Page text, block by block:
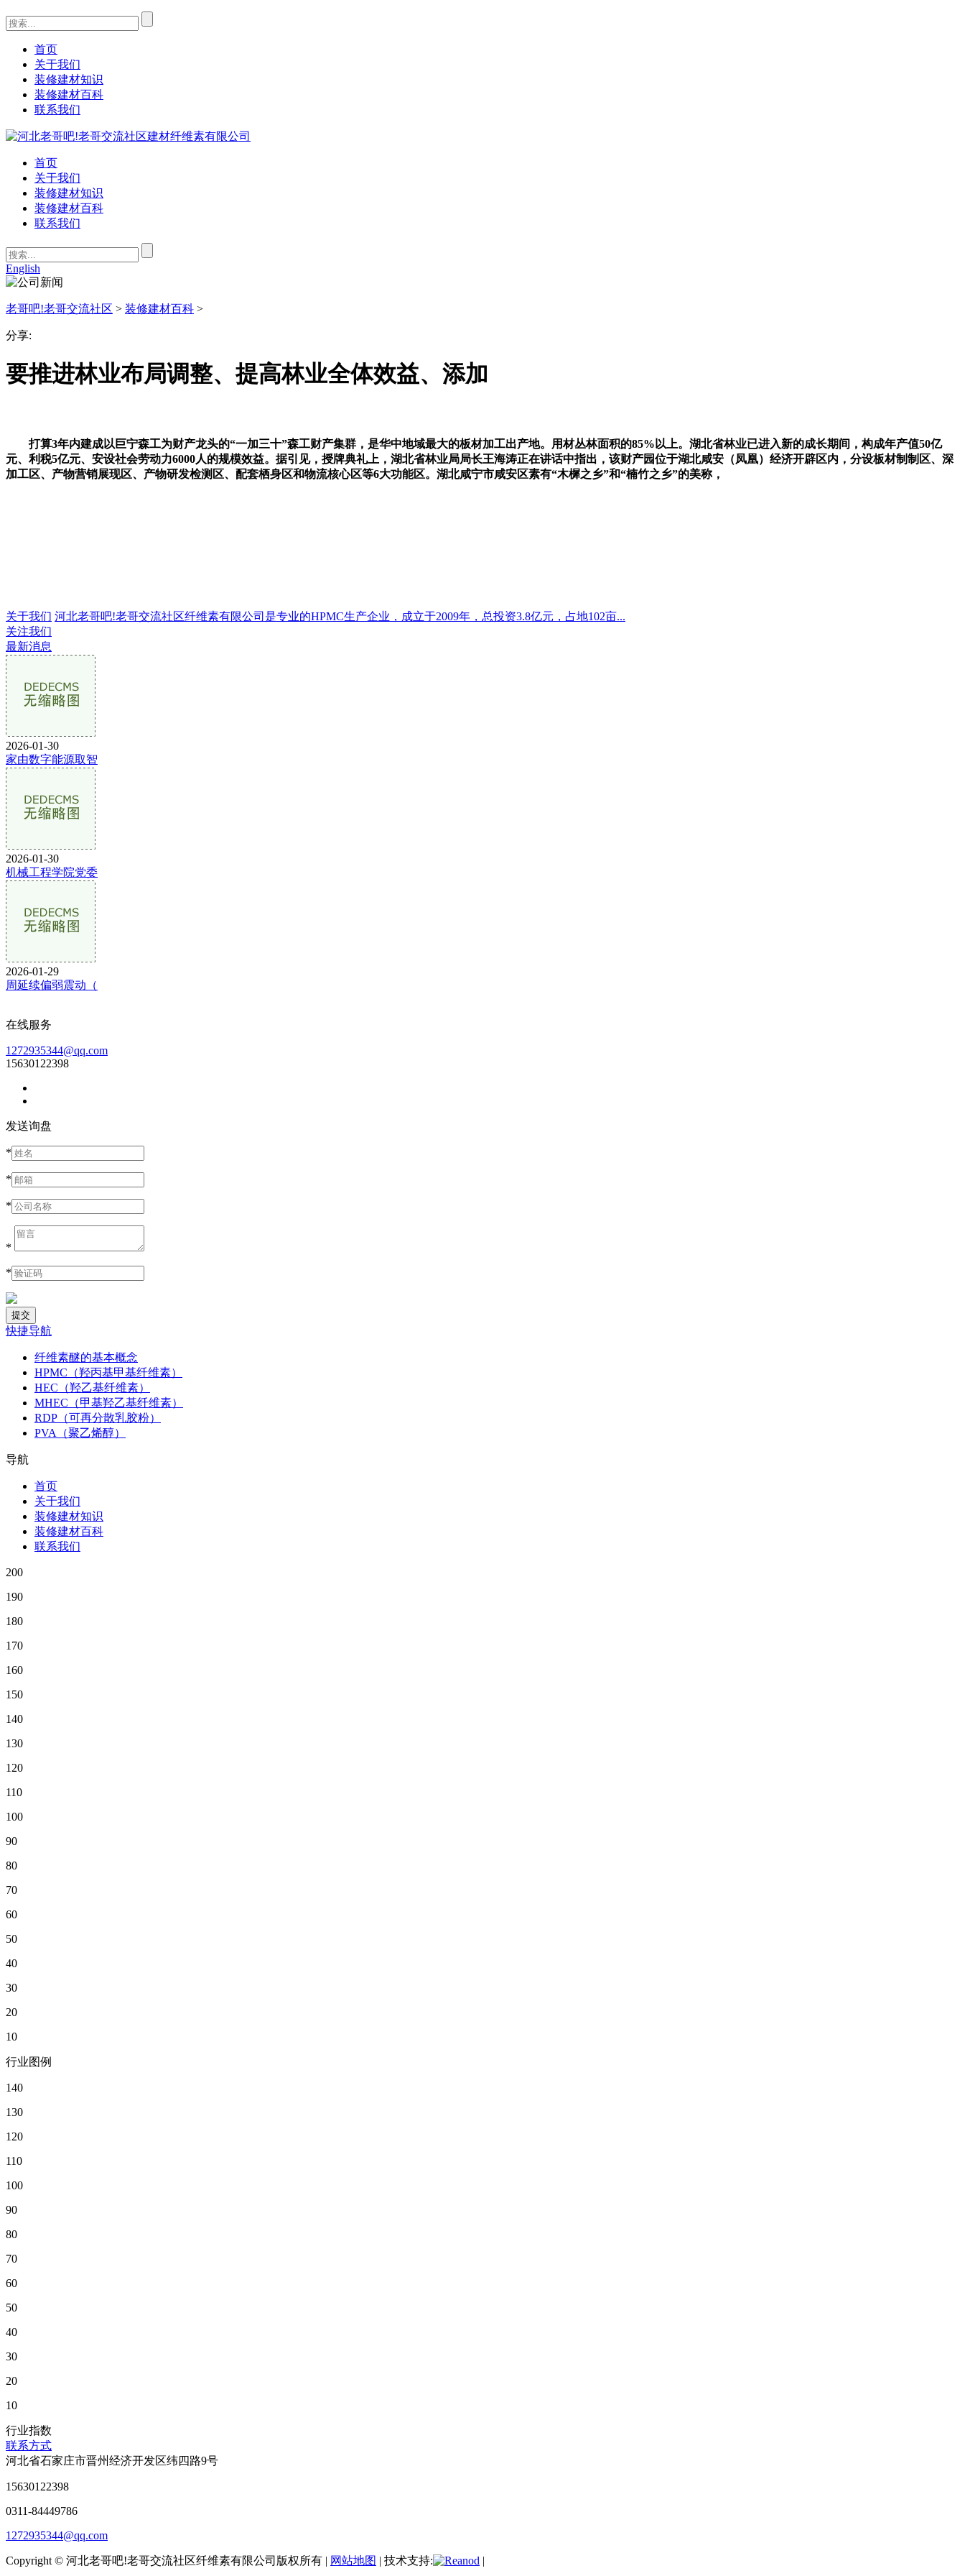
首页
关于我们
装修建材知识
装修建材百科
联系我们
首页
关于我们
装修建材知识
装修建材百科
联系我们
English
老哥吧!老哥交流社区 > 装修建材百科 >
分享:
要推进林业布局调整、提高林业全体效益、添加
打算3年内建成以巨宁森工为财产龙头的“一加三十”森工财产集群，是华中地域最大的板材加工出产地。用材丛林面积的85%以上。湖北省林业已进入新的成长期间，构成年产值50亿
元、利税5亿元、安设社会劳动力6000人的规模效益。据引见，授牌典礼上，湖北省林业局局长王海涛正在讲话中指出，该财产园位于湖北咸安（凤凰）经济开辟区内，分设板材制制区、深
加工区、产物营销展现区、产物研发检测区、配套栖身区和物流核心区等6大功能区。湖北咸宁市咸安区素有“木樨之乡”和“楠竹之乡”的美称，
关于我们 河北老哥吧!老哥交流社区纤维素有限公司是专业的HPMC生产企业，成立于2009年，总投资3.8亿元，占地102亩...
关注我们
最新消息
2026-01-30
家由数字能源取智
2026-01-30
机械工程学院党委
2026-01-29
周延续偏弱震动（
在线服务
1272935344@qq.com
15630122398
发送询盘
*
*
*
*
*
快捷导航
纤维素醚的基本概念
HPMC（羟丙基甲基纤维素）
HEC（羟乙基纤维素）
MHEC（甲基羟乙基纤维素）
RDP（可再分散乳胶粉）
PVA（聚乙烯醇）
导航
首页
关于我们
装修建材知识
装修建材百科
联系我们
200
190
180
170
160
150
140
130
120
110
100
90
80
70
60
50
40
30
20
10
行业图例
140
130
120
110
100
90
80
70
60
50
40
30
20
10
行业指数
联系方式
河北省石家庄市晋州经济开发区纬四路9号
15630122398
0311-84449786
1272935344@qq.com
Copyright © 河北老哥吧!老哥交流社区纤维素有限公司版权所有 | 网站地图 | 技术支持: |